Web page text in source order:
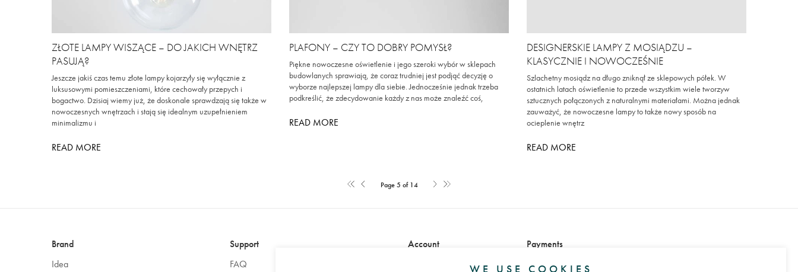
ZŁOTE LAMPY WISZĄCE – DO JAKICH WNĘTRZ
PASUJĄ?
Jeszcze jakiś czas temu złote lampy kojarzyły się wyłącznie z
luksusowymi pomieszczeniami, które cechowały przepych i
bogactwo. Dzisiaj wiemy już, że doskonale sprawdzają się także w
nowoczesnych wnętrzach i stają się idealnym uzupełnieniem
minimalizmu i
READ MORE
PLAFONY – CZY TO DOBRY POMYSŁ?
Piękne nowoczesne oświetlenie i jego szeroki wybór w sklepach
budowlanych sprawiają, że coraz trudniej jest podjąć decyzję o
wyborze najlepszej lampy dla siebie. Jednocześnie jednak trzeba
podkreślić, że zdecydowanie każdy z nas może znaleźć coś,
READ MORE
DESIGNERSKIE LAMPY Z MOSIĄDZU –
KLASYCZNIE I NOWOCZEŚNIE
Szlachetny mosiądz na długo zniknął ze sklepowych półek. W
ostatnich latach oświetlenie to przede wszystkim wiele tworzyw
sztucznych połączonych z naturalnymi materiałami. Można jednak
zauważyć, że nowoczesne lampy to także nowy sposób na
ocieplenie wnętrz
READ MORE
Page 5 of 14
Brand
Idea
Support
FAQ
Account
Payments
WE USE COOKIES